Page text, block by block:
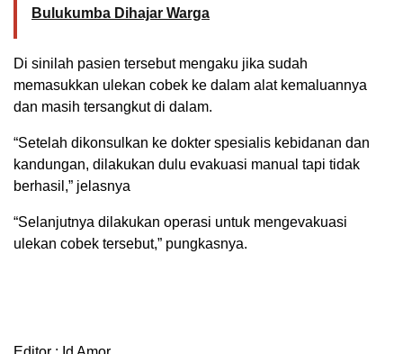
Bulukumba Dihajar Warga
Di sinilah pasien tersebut mengaku jika sudah
memasukkan ulekan cobek ke dalam alat kemaluannya
dan masih tersangkut di dalam.
“Setelah dikonsulkan ke dokter spesialis kebidanan dan
kandungan, dilakukan dulu evakuasi manual tapi tidak
berhasil,” jelasnya
“Selanjutnya dilakukan operasi untuk mengevakuasi
ulekan cobek tersebut,” pungkasnya.